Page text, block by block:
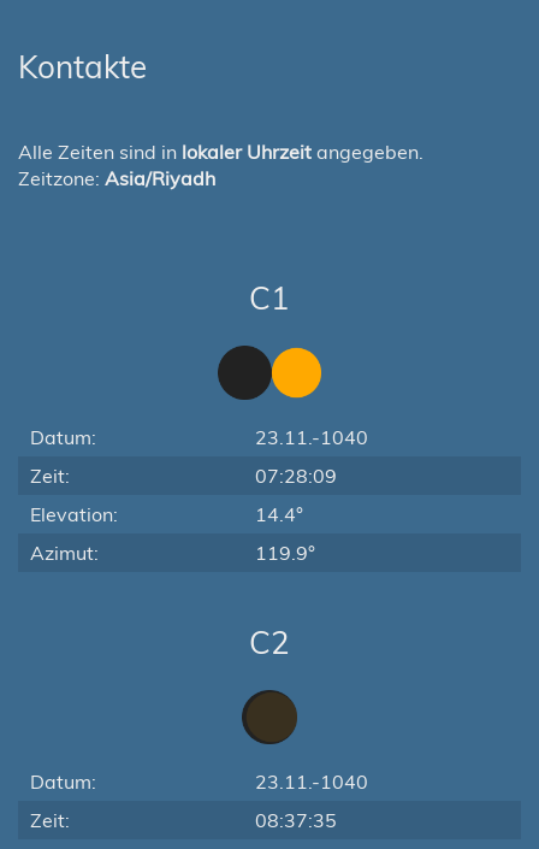
Kontakte
Alle Zeiten sind in lokaler Uhrzeit angegeben.
Zeitzone: Asia/Riyadh
C1
Datum:
23.11.-1040
Zeit:
07:28:09
Elevation:
14.4°
Azimut:
119.9°
C2
Datum:
23.11.-1040
Zeit:
08:37:35